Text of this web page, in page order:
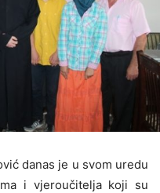
danas je u svom uredu
i vjeroučitelja koji su